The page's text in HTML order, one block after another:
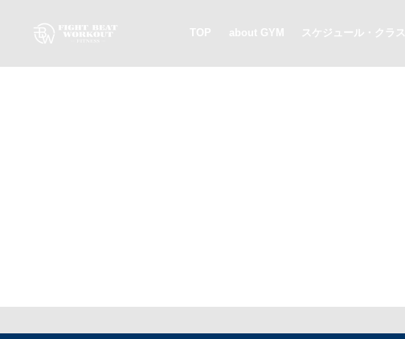
TOP about GYM スケジュール・クラス